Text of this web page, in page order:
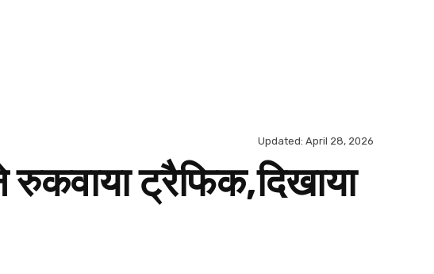
Updated: April 28, 2026
ट्रैफिक,दिखाया